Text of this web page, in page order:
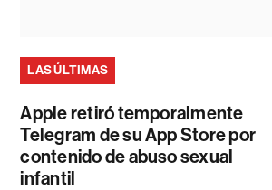
LAS ÚLTIMAS
Apple retiró temporalmente
Telegram de su App Store por
contenido de abuso sexual
infantil